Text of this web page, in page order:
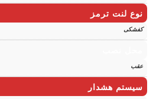
نوع لنت ترمز
کفشکی
عقب
سیستم هشدار